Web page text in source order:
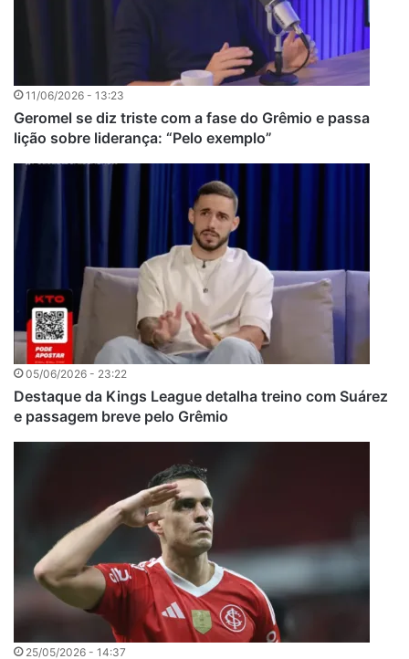
11/06/2026 - 13:23
Geromel se diz triste com a fase do Grêmio e passa
lição sobre liderança: “Pelo exemplo”
05/06/2026 - 23:22
Destaque da Kings League detalha treino com Suárez
e passagem breve pelo Grêmio
25/05/2026 - 14:37